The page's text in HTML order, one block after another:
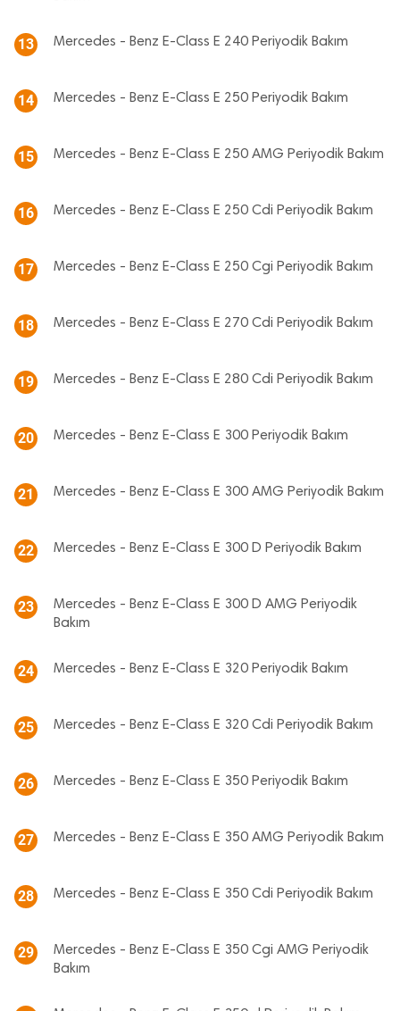
13 Mercedes - Benz E-Class E 240 Periyodik Bakım
14 Mercedes - Benz E-Class E 250 Periyodik Bakım
15 Mercedes - Benz E-Class E 250 AMG Periyodik Bakım
16 Mercedes - Benz E-Class E 250 Cdi Periyodik Bakım
17 Mercedes - Benz E-Class E 250 Cgi Periyodik Bakım
18 Mercedes - Benz E-Class E 270 Cdi Periyodik Bakım
19 Mercedes - Benz E-Class E 280 Cdi Periyodik Bakım
20 Mercedes - Benz E-Class E 300 Periyodik Bakım
21 Mercedes - Benz E-Class E 300 AMG Periyodik Bakım
22 Mercedes - Benz E-Class E 300 D Periyodik Bakım
23
Mercedes - Benz E-Class E 300 D AMG Periyodik
Bakım
24 Mercedes - Benz E-Class E 320 Periyodik Bakım
25 Mercedes - Benz E-Class E 320 Cdi Periyodik Bakım
26 Mercedes - Benz E-Class E 350 Periyodik Bakım
27 Mercedes - Benz E-Class E 350 AMG Periyodik Bakım
28 Mercedes - Benz E-Class E 350 Cdi Periyodik Bakım
29
Mercedes - Benz E-Class E 350 Cgi AMG Periyodik
Bakım